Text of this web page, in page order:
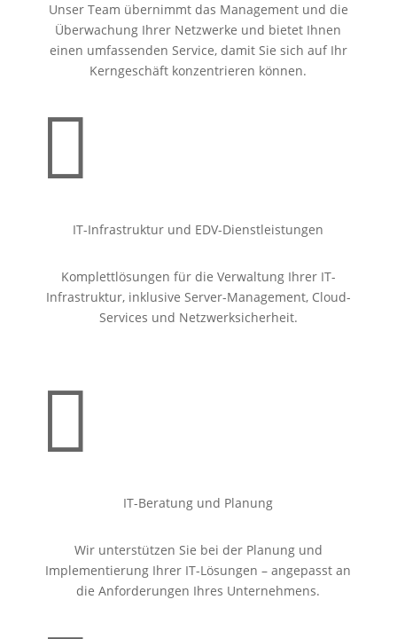
Unser Team übernimmt das Management und die
Überwachung Ihrer Netzwerke und bietet Ihnen
einen umfassenden Service, damit Sie sich auf Ihr
Kerngeschäft konzentrieren können.

IT-Infrastruktur und EDV-Dienstleistungen
Komplettlösungen für die Verwaltung Ihrer IT-
Infrastruktur, inklusive Server-Management, Cloud-
Services und Netzwerksicherheit.

IT-Beratung und Planung
Wir unterstützen Sie bei der Planung und
Implementierung Ihrer IT-Lösungen – angepasst an
die Anforderungen Ihres Unternehmens.